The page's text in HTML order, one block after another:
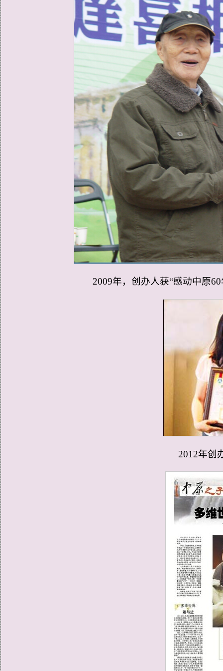
2009年， 创办人获“感动中原
2012年创